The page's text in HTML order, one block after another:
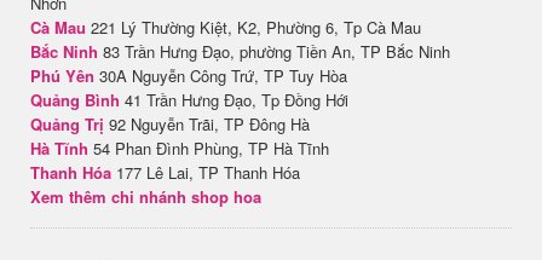
Cà Mau 221 Lý Thường Kiệt, K2, Phường 6, Tp Cà Mau
Bắc Ninh 83 Trần Hưng Đạo, phường Tiền An, TP Bắc Ninh
Phú Yên 30A Nguyễn Công Trứ, TP Tuy Hòa
Quảng Bình 41 Trần Hưng Đạo, Tp Đồng Hới
Quảng Trị 92 Nguyễn Trãi, TP Đông Hà
Hà Tĩnh 54 Phan Đình Phùng, TP Hà Tĩnh
Thanh Hóa 177 Lê Lai, TP Thanh Hóa
Xem thêm chi nhánh shop hoa